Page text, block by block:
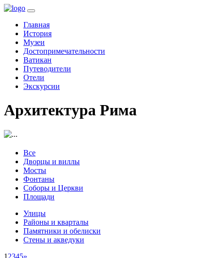
Главная(current)
История
Музеи
Достопримечательности
Ватикан
Путеводители
Отели
Экскурсии
Архитектура Рима
Все
Дворцы и виллы
Мосты
Фонтаны
Соборы и Церкви
Площади
Улицы
Районы и кварталы
Памятники и обелиски
Стены и акведуки
1 2345»